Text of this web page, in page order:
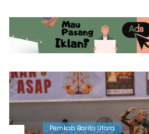
Pemkab Barito Utara